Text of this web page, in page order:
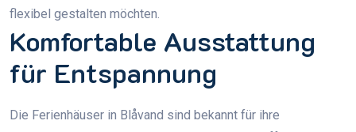
flexibel gestalten möchten.
Komfortable Ausstattung
für Entspannung
Die Ferienhäuser in Blåvand sind bekannt für ihre